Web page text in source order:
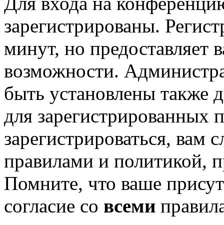
зарегистрированы.
минут, но предоставляет
возможности.
быть установлены также
для зарегистрированных
зарегистрироваться, вам
правилами и политикой,
Помните, что ваше
согласие со всеми